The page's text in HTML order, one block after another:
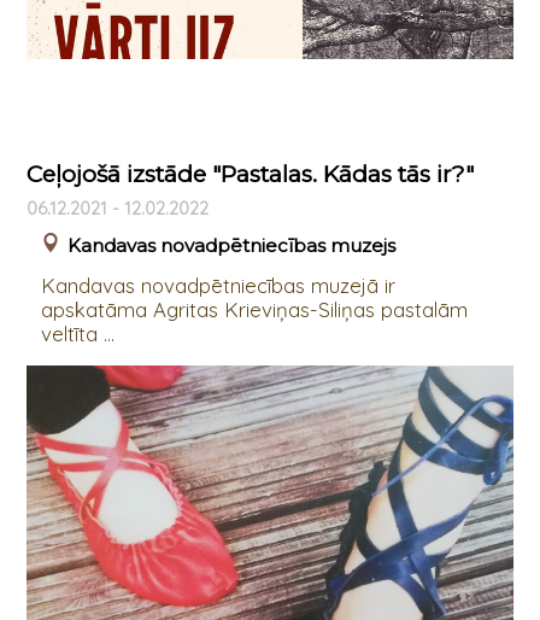
Ceļojošā izstāde "Pastalas. Kādas tās ir?"
06.12.2021 - 12.02.2022
Kandavas novadpētniecības muzejs
Kandavas novadpētniecības muzejā ir
apskatāma Agritas Krieviņas-Siliņas pastalām
veltīta ...